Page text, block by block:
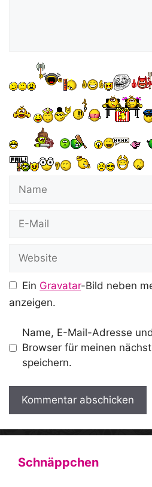
Mail
Ein Gravatar-Bild neben
anzeigen.
Name, E-Mail-Adresse
Browser für meinen
speichern.
A
Schnäppchen